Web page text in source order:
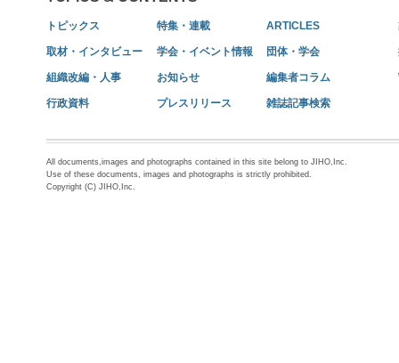
トピックス 特集・連載 ARTICLES
取材・インタビュー 学会・イベント情報 団体・学会
組織改編・人事 お知らせ 編集者コラム
行政資料 プレスリリース 雑誌記事検索
All documents,images and photographs contained in this site belong to JIHO,Inc.
Use of these documents, images and photographs is strictly prohibited.
Copyright (C) JIHO,Inc.